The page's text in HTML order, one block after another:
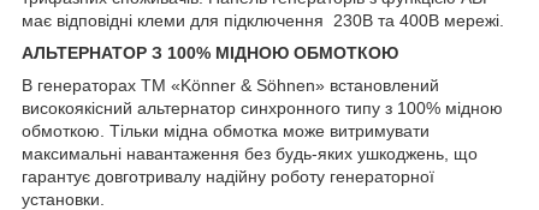
має відповідні клеми для підключення 230В та 400В мережі.
АЛЬТЕРНАТОР З 100% МІДНОЮ ОБМОТКОЮ
В генераторах TM «Könner & Söhnen» встановлений
високоякісний альтернатор синхронного типу з 100% мідною
обмоткою. Тільки мідна обмотка може витримувати
максимальні навантаження без будь-яких ушкоджень, що
гарантує довготривалу надійну роботу генераторної
установки.